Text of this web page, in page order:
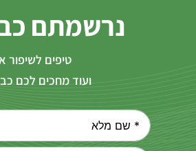
נרשמתם
טיפים לשיפור
ועוד מחכים לכם